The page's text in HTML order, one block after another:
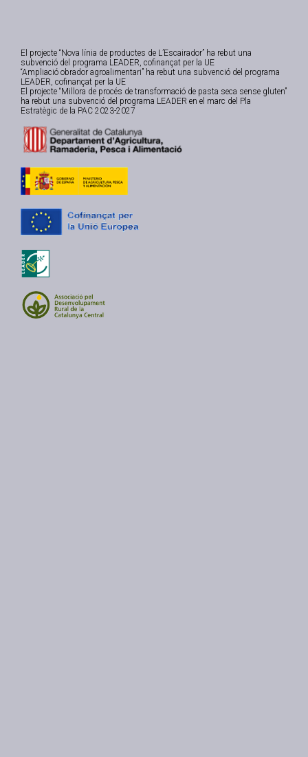
El projecte “Nova línia de productes de L’Escairador” ha rebut una
subvenció del programa LEADER, cofinançat per la UE
“Ampliació obrador agroalimentari” ha rebut una subvenció del programa
LEADER, cofinançat per la UE
El projecte “Millora de procés de transformació de pasta seca sense gluten”
ha rebut una subvenció del programa LEADER en el marc del Pla
Estratègic de la PAC 2023-2027